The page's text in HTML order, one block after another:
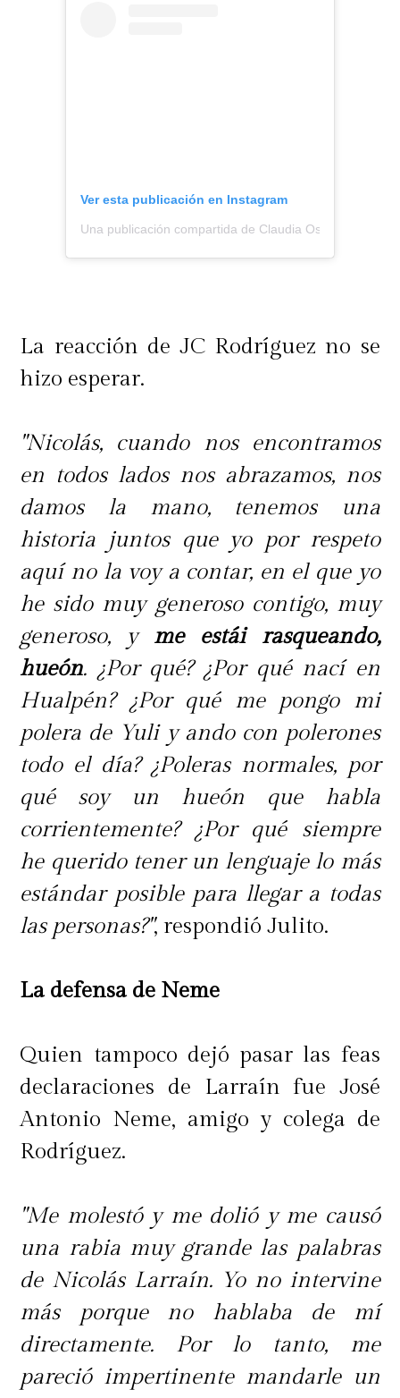
Ver esta publicación en Instagram
Una publicación compartida de Claudia Ossandón
La reacción de JC Rodríguez no se
hizo esperar.
"Nicolás, cuando nos encontramos
en todos lados nos abrazamos, nos
damos la mano, tenemos una
historia juntos que yo por respeto
aquí no la voy a contar, en el que yo
he sido muy generoso contigo, muy
generoso, y me estái rasqueando,
hueón. ¿Por qué? ¿Por qué nací en
Hualpén? ¿Por qué me pongo mi
polera de Yuli y ando con polerones
todo el día? ¿Poleras normales, por
qué soy un hueón que habla
corrientemente? ¿Por qué siempre
he querido tener un lenguaje lo más
estándar posible para llegar a todas
las personas?", respondió Julito.
La defensa de Neme
Quien tampoco dejó pasar las feas
declaraciones de Larraín fue José
Antonio Neme, amigo y colega de
Rodríguez.
"Me molestó y me dolió y me causó
una rabia muy grande las palabras
de Nicolás Larraín. Yo no intervine
más porque no hablaba de mí
directamente. Por lo tanto, me
pareció impertinente mandarle un